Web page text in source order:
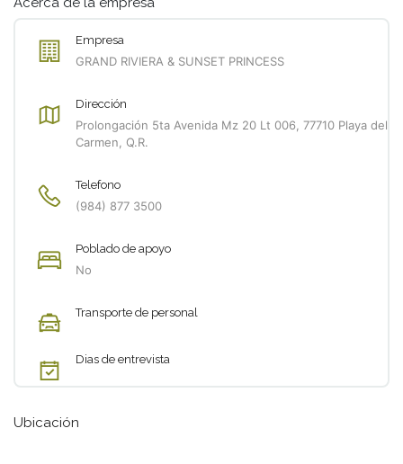
Empresa
GRAND RIVIERA & SUNSET PRINCESS
Dirección
Prolongación 5ta Avenida Mz 20 Lt 006, 77710 Playa del
Carmen, Q.R.
Telefono
(984) 877 3500
Poblado de apoyo
No
Transporte de personal
Dias de entrevista
Ubicación